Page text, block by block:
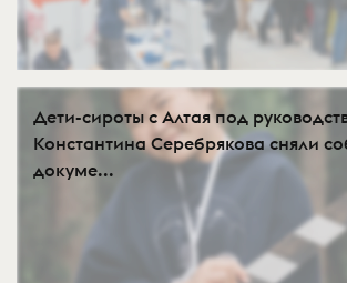
Дети-сироты с Алтая под
Константина Серебрякова сняли
докуме...